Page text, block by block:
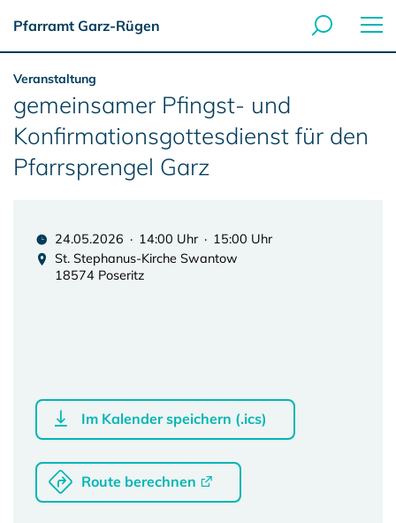
Pfarramt Garz-Rügen
Veranstaltung
gemeinsamer Pfingst- und
Konfirmationsgottesdienst für den
Pfarrsprengel Garz
24.05.2026 · 14:00 Uhr · 15:00 Uhr
St. Stephanus-Kirche Swantow
18574 Poseritz
Im Kalender speichern (.ics)
Route berechnen